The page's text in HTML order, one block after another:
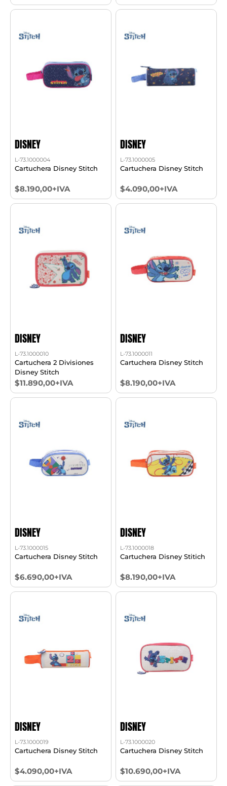
DISNEY
L-73.1000004
Cartuchera Disney Stitch
$8.190,00+IVA
DISNEY
L-73.1000005
Cartuchera Disney Stitch
$4.090,00+IVA
DISNEY
L-73.1000010
Cartuchera 2 Divisiones
Disney Stitch
$11.890,00+IVA
DISNEY
L-73.1000011
Cartuchera Disney Stitch
$8.190,00+IVA
DISNEY
L-73.1000015
Cartuchera Disney Stitch
$6.690,00+IVA
DISNEY
L-73.1000018
Cartuchera Disney Stitich
$8.190,00+IVA
DISNEY
L-73.1000019
Cartuchera Disney Stitch
$4.090,00+IVA
DISNEY
L-73.1000020
Cartuchera Disney Stitch
$10.690,00+IVA